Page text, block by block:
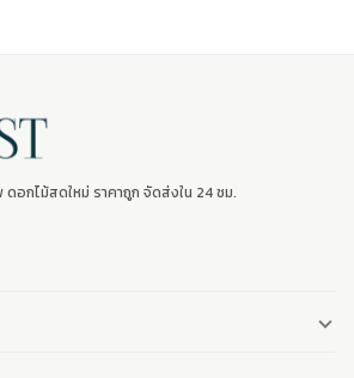
อกไม้สดใหม่ ราคาถูก จัดส่งใน 24 ชม.